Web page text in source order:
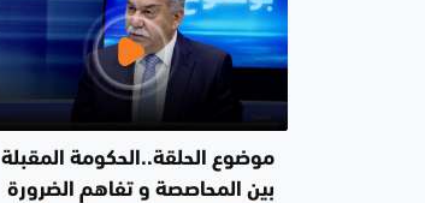
موضوع الحلقة..الحكومة المقبلة
بين المحاصصة و تفاهم الضرورة